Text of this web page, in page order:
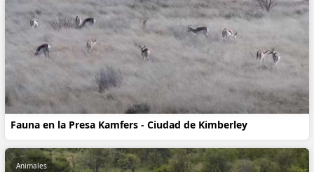
Fauna en la Presa Kamfers - Ciudad de Kimberley
Animales